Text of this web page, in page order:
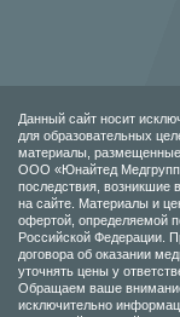
Данный сайт носит
для образовательных
материалы, размещенные
ООО «Юнайтед
последствия, возникшие
на сайте. Материалы и
офертой, определяемой
Российской Федерации.
договора об оказании
уточнять цены у
Обращаем ваше
исключительно